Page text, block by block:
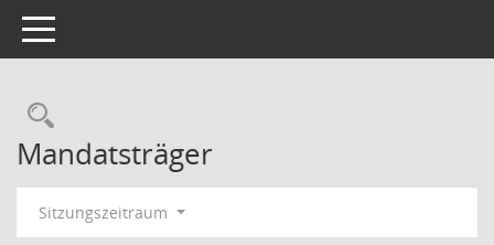
Toggle navigation
Rechercheauswahl
Mandatsträger
Sitzungszeitraum